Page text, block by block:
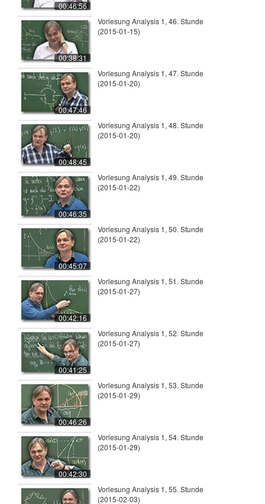
00:46:56
00:38:31
Vorlesung Analysis 1, 46. Stunde
(2015-01-15)
00:47:46
Vorlesung Analysis 1, 47. Stunde
(2015-01-20)
00:48:45
Vorlesung Analysis 1, 48. Stunde
(2015-01-20)
00:46:35
Vorlesung Analysis 1, 49. Stunde
(2015-01-22)
00:45:07
Vorlesung Analysis 1, 50. Stunde
(2015-01-22)
00:42:16
Vorlesung Analysis 1, 51. Stunde
(2015-01-27)
00:41:25
Vorlesung Analysis 1, 52. Stunde
(2015-01-27)
00:46:26
Vorlesung Analysis 1, 53. Stunde
(2015-01-29)
00:42:30
Vorlesung Analysis 1, 54. Stunde
(2015-01-29)
Vorlesung Analysis 1, 55. Stunde
(2015-02-03)